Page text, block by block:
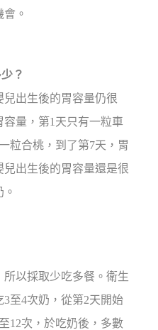
。
？
出生後的胃容量仍很
量，第1天只有一粒車
粒合桃，到了第7天，胃
出生後的胃容量還是很
以採取少吃多餐。衛生
至4次奶，從第2天開始
12次，於吃奶後，多數